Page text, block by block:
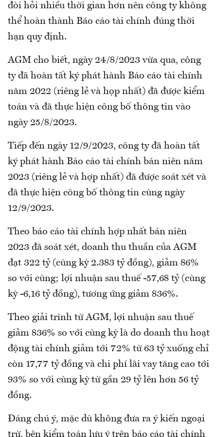
đòi hỏi nhiều thời gian hơn nên công ty không
thể hoàn thành Báo cáo tài chính đúng thời
hạn quy định.
AGM cho biết, ngày 24/8/2023 vừa qua, công
ty đã hoàn tất ký phát hành Báo cáo tài chính
năm 2022 (riêng lẻ và họp nhất) đã được kiểm
toán và đã thực hiện công bố thông tin vào
ngày 25/8/2023.
Tiếp đến ngày 12/9/2023, công ty đã hoàn tất
ký phát hành Báo cáo tài chính bán niên năm
2023 (riêng lẻ và hợp nhất) đã được soát xét và
đã thực hiện công bố thông tin cùng ngày
12/9/2023.
Theo báo cáo tài chính hợp nhất bán niên
2023 đã soát xét, doanh thu thuần của AGM
đạt 322 tỷ (cùng kỳ 2.383 tỷ đồng), giảm 86%
so với cùng; lợi nhuận sau thuế -57,68 tỷ (cùng
kỳ -6,16 tỷ đồng), tương ứng giảm 836%.
Theo giải trình từ AGM, lợi nhuận sau thuế
giảm 836% so với cùng kỳ là do doanh thu hoạt
động tài chính giảm tới 72% từ 63 tỷ xuống chỉ
còn 17,77 tỷ đồng và chi phí lãi vay tăng cao tới
93% so với cùng kỳ từ gần 29 tỷ lên hơn 56 tỷ
đồng.
Đáng chú ý, mặc dù không đưa ra ý kiến ngoại
trừ, bên kiểm toán lưu ý trên báo cáo tài chính